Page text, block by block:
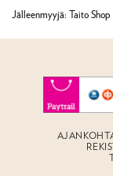
/ 5
Jälleenmyyjä: Taito Shop